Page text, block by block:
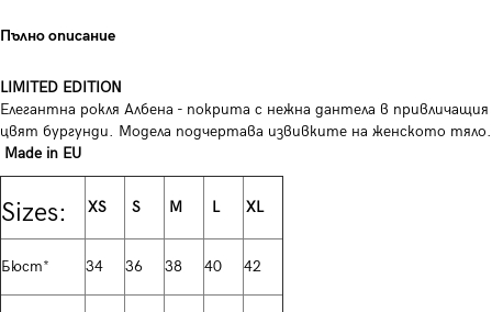
Пълно описание
LIMITED EDITION
Елегантна рокля Албена - покрита с нежна дантела в привличащия
цвят бургунди. Модела подчертава извивките на женското тяло.
Made in EU
Sizes: XS S M L XL
Бюст* 34 36 38 40 42